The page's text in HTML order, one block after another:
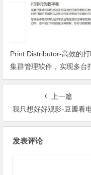
Print Distributor-高效的
集群管理软件，实现多台
同时打印功能
上一篇
我只想好好观影-豆瓣看电影超强脚
发表评论